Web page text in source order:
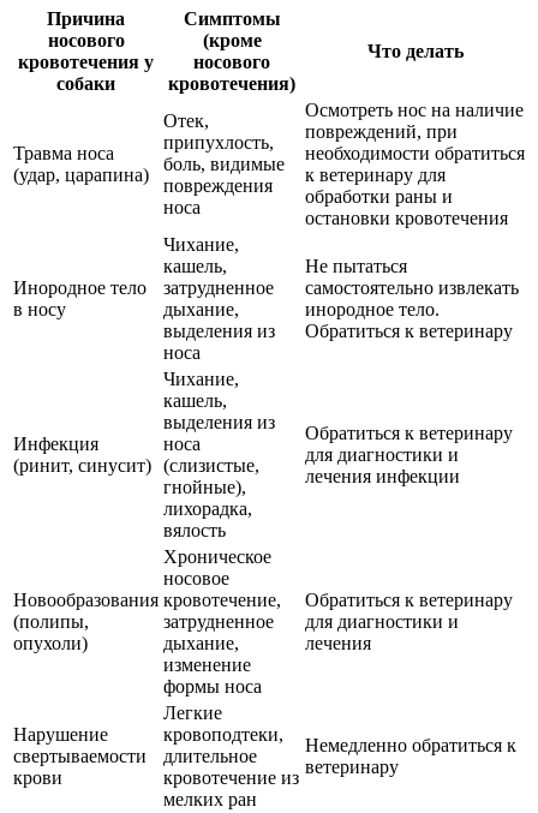
Причина
носового
кровотечения у
собаки
Симптомы
(кроме
носового
кровотечения)
Что делать
Травма носа
(удар, царапина)
Отек,
припухлость,
боль, видимые
повреждения
носа
Осмотреть нос на наличие
повреждений, при
необходимости обратиться
к ветеринару для
обработки раны и
остановки кровотечения
Инородное тело
в носу
Чихание,
кашель,
затрудненное
дыхание,
выделения из
носа
Не пытаться
самостоятельно извлекать
инородное тело.
Обратиться к ветеринару
Инфекция
(ринит, синусит)
Чихание,
кашель,
выделения из
носа
(слизистые,
гнойные),
лихорадка,
вялость
Обратиться к ветеринару
для диагностики и
лечения инфекции
Новообразования
(полипы,
опухоли)
Хроническое
носовое
кровотечение,
затрудненное
дыхание,
изменение
формы носа
Обратиться к ветеринару
для диагностики и
лечения
Нарушение
свертываемости
крови
Легкие
кровоподтеки,
длительное
кровотечение из
мелких ран
Немедленно обратиться к
ветеринару